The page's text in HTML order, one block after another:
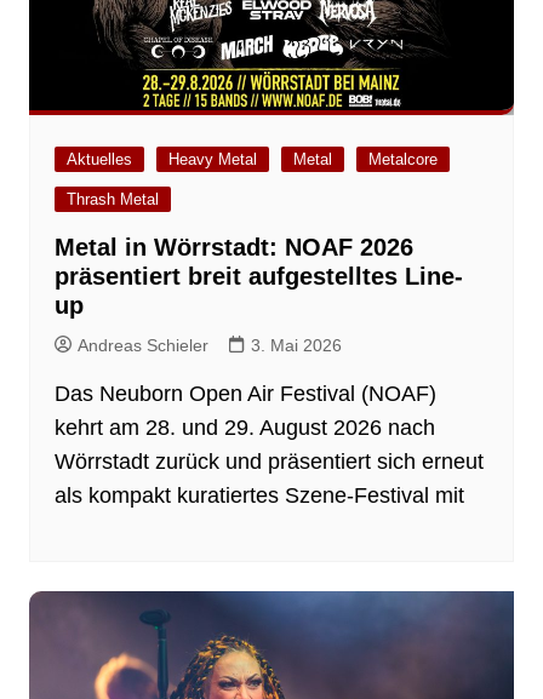
Aktuelles Heavy Metal Metal Metalcore
Thrash Metal
Metal in Wörrstadt: NOAF 2026
präsentiert breit aufgestelltes Line-
up
Andreas Schieler 3. Mai 2026
Das Neuborn Open Air Festival (NOAF)
kehrt am 28. und 29. August 2026 nach
Wörrstadt zurück und präsentiert sich erneut
als kompakt kuratiertes Szene-Festival mit